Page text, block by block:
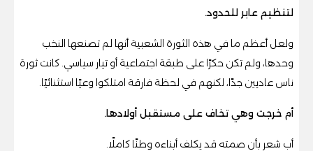
لتنظيم عابر للحدود.
ولعل أعظم ما في هذه الثورة الشعبية أنها لم تصنعها النخب
وحدها، ولم تكن حكرًا على طبقة اجتماعية أو تيار سياسي. كانت ثورة
ناس عاديين جدًا، لكنهم في لحظة فارقة امتلكوا وعيًا استثنائيًا.
أم خرجت وهي تخاف على مستقبل أولادها.
أب شعر بأن صمته قد يكلف أبناءه وطنًا كاملًا.